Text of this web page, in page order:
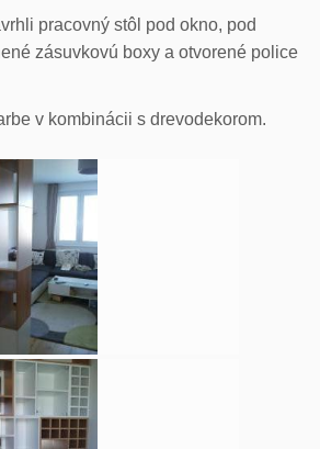
pracovný stôl pod okno, pod
zásuvkovú boxy a otvorené police
v kombinácii s drevodekorom.